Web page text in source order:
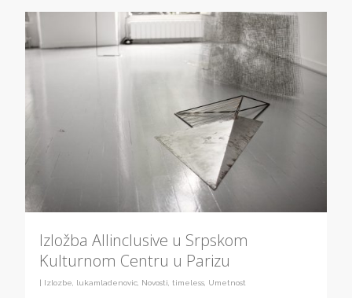
Izložba Allinclusive u Srpskom
Kulturnom Centru u Parizu
Izlozbe, lukamladenovic, Novosti, timeless, Umetnost